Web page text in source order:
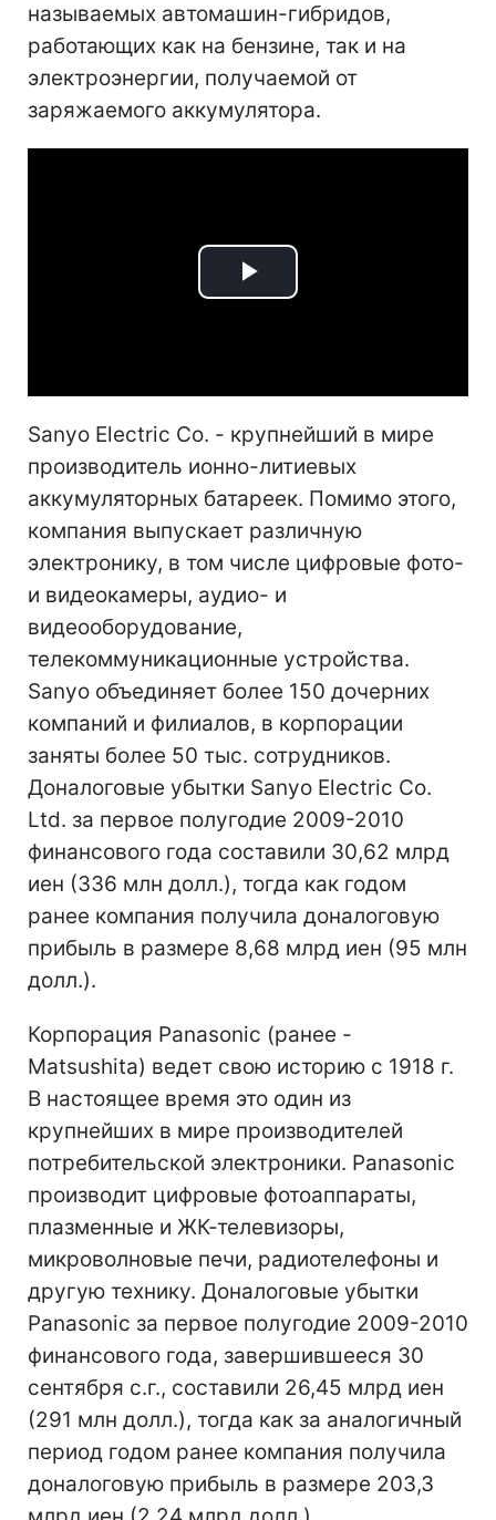
называемых автомашин-гибридов,
работающих как на бензине, так и на
электроэнергии, получаемой от
заряжаемого аккумулятора.
Play
Sanyo Electric Co. - крупнейший в мире
производитель ионно-литиевых
аккумуляторных батареек. Помимо этого,
компания выпускает различную
электронику, в том числе цифровые фото-
и видеокамеры, аудио- и
видеооборудование,
телекоммуникационные устройства.
Sanyo объединяет более 150 дочерних
компаний и филиалов, в корпорации
заняты более 50 тыс. сотрудников.
Доналоговые убытки Sanyo Electric Co.
Ltd. за первое полугодие 2009-2010
финансового года составили 30,62 млрд
иен (336 млн долл.), тогда как годом
ранее компания получила доналоговую
прибыль в размере 8,68 млрд иен (95 млн
долл.).
Корпорация Panasonic (ранее -
Matsushita) ведет свою историю с 1918 г.
В настоящее время это один из
крупнейших в мире производителей
потребительской электроники. Panasonic
производит цифровые фотоаппараты,
плазменные и ЖК-телевизоры,
микроволновые печи, радиотелефоны и
другую технику. Доналоговые убытки
Panasonic за первое полугодие 2009-2010
финансового года, завершившееся 30
сентября с.г., составили 26,45 млрд иен
(291 млн долл.), тогда как за аналогичный
период годом ранее компания получила
доналоговую прибыль в размере 203,3